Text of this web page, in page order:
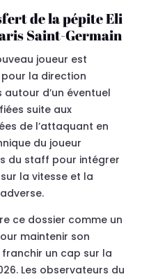
de la pépite Eli
Saint-Germain
joueur est
pour la direction
autour d’un éventuel
suite aux
de l’attaquant en
du joueur
du staff pour intégrer
la vitesse et la
ce dossier comme un
maintenir son
un cap sur la
Les observateurs du